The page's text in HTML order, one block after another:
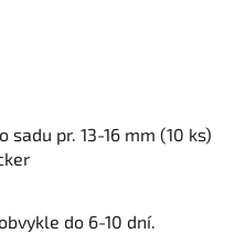
pr. 13-16 mm (10 ks)
do 6-10 dní.